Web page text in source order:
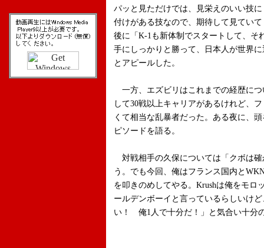
パッと見ただけでは、見栄えのいい技
付けがある技なので、期待して見てい
後に「K-1も新体制でスタートして、そ
手にしっかりと勝って、日本人が世界
とアピールした。
一方、エズビリはこれまでの経歴に
して30戦以上キャリアがあるけれど、
くて相当な乱暴者だった。ある夜に、
ピソードを語る。
対戦相手の久保については「クボは
う。でも今回、俺はフランス国内と
を叩きのめしてやる。Krushは俺をモロ
ールデンボーイと言っているらしいけ
い！ 俺1人で十分だ！」と気合い十分